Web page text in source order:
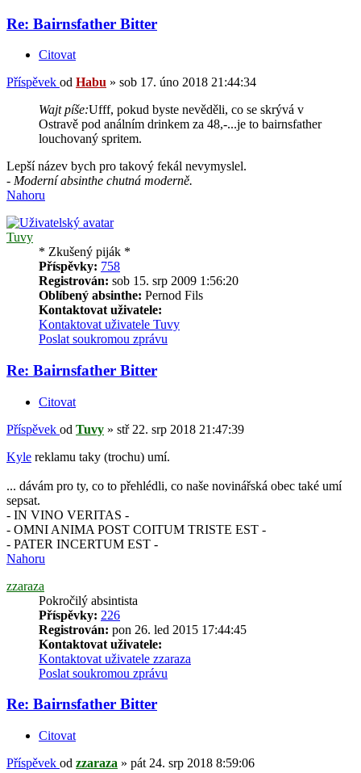
Re: Bairnsfather Bitter
Citovat
Příspěvek od Habu » sob 17. úno 2018 21:44:34
Wajt píše:Ufff, pokud byste nevěděli, co se skrývá v
Ostravě pod análním drinkem za 48,-...je to bairnsfather
louchovaný spritem.
Lepší název bych pro takový fekál nevymyslel.
- Moderní absinthe chutná moderně.
Nahoru
Tuvy
* Zkušený piják *
Příspěvky: 758
Registrován: sob 15. srp 2009 1:56:20
Oblíbený absinthe: Pernod Fils
Kontaktovat uživatele:
Kontaktovat uživatele Tuvy
Poslat soukromou zprávu
Re: Bairnsfather Bitter
Citovat
Příspěvek od Tuvy » stř 22. srp 2018 21:47:39
Kyle reklamu taky (trochu) umí.
... dávám pro ty, co to přehlédli, co naše novinářská obec také umí
sepsat.
- IN VINO VERITAS -
- OMNI ANIMA POST COITUM TRISTE EST -
- PATER INCERTUM EST -
Nahoru
zzaraza
Pokročilý absintista
Příspěvky: 226
Registrován: pon 26. led 2015 17:44:45
Kontaktovat uživatele:
Kontaktovat uživatele zzaraza
Poslat soukromou zprávu
Re: Bairnsfather Bitter
Citovat
Příspěvek od zzaraza » pát 24. srp 2018 8:59:06